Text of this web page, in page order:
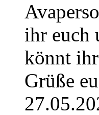
ihr euch
könnt ihr
Grüße